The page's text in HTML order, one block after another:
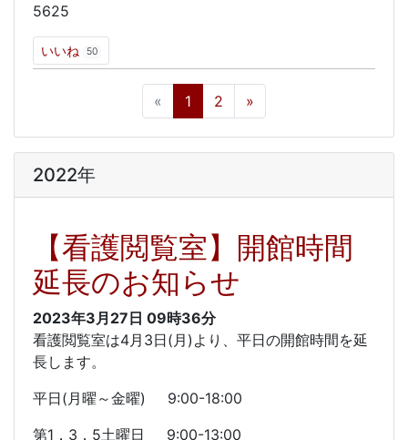
5625
いいね 50
« 1 2 »
2022年
【看護閲覧室】開館時間
延長のお知らせ
2023年3月27日 09時36分
看護閲覧室は4月3日(月)より、平日の開館時間を延
長します。
平日(月曜～金曜) 9:00-18:00
第1，3，5土曜日 9:00-13:00